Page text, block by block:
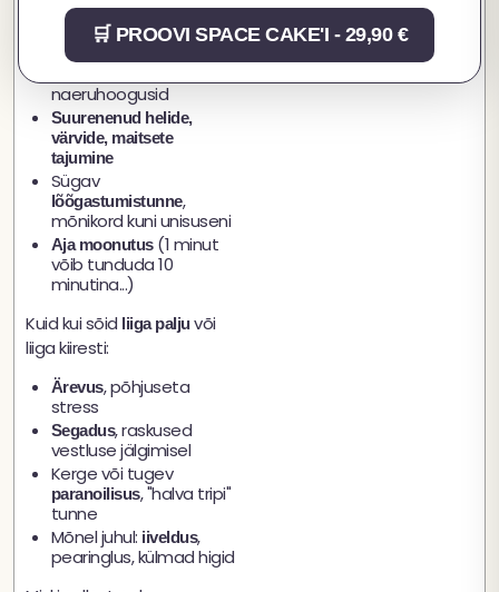
Mida võiksid tunda
(positiivselt):
naeruhoogusid
Suurenenud helide,
värvide, maitsete
tajumine
Sügav
lõõgastumistunne,
mõnikord kuni unisuseni
Aja moonutus(1 minut
võib tunduda 10
minutina...)
Kuid kui sõid liiga paljuvõi
liiga kiiresti:
Ärevus, põhjuseta
stress
Segadus, raskused
vestluse jälgimisel
Kerge või tugev
paranoilisus, "halva tripi"
tunne
Mõnel juhul: iiveldus,
pearinglus, külmad higid
🛒 PROOVI SPACE CAKE'I - 29,90 €